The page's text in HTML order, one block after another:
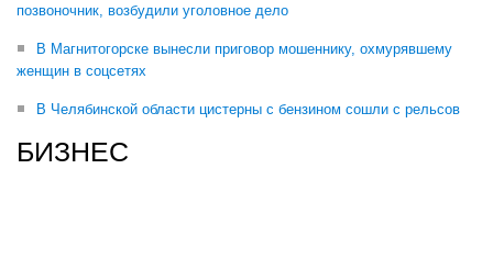
позвоночник, возбудили уголовное дело
В Магнитогорске вынесли приговор мошеннику, охмурявшему
женщин в соцсетях
В Челябинской области цистерны с бензином сошли с рельсов
БИЗНЕС